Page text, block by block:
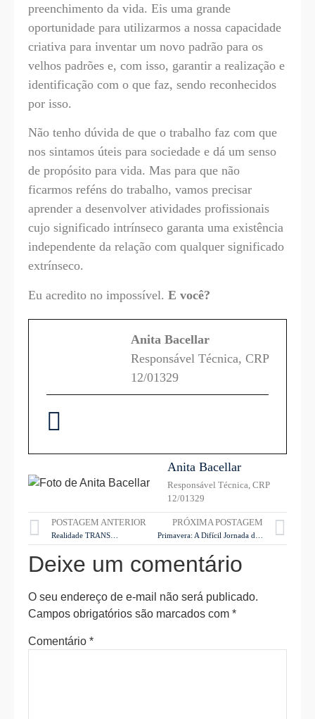
preenchimento da vida. Eis uma grande
oportunidade para utilizarmos a nossa capacidade
criativa para inventar um novo padrão para os
velhos padrões e, com isso, garantir a realização e
identificação com o que faz, sendo reconhecidos
por isso.
Não tenho dúvida de que o trabalho faz com que
nos sintamos úteis para sociedade e dá um senso
de propósito para vida. Mas para que não
ficarmos reféns do trabalho, vamos precisar
aprender a desenvolver atividades profissionais
cujo significado intrínseco garanta uma existência
independente da relação com qualquer significado
extrínseco.
Eu acredito no impossível. E você?
Anita Bacellar
Responsável Técnica, CRP
12/01329
Anita Bacellar
Responsável Técnica, CRP
12/01329
POSTAGEM ANTERIOR
Realidade TRANS…
PRÓXIMA POSTAGEM
Deixe um comentário
O seu endereço de e-mail não será publicado.
Campos obrigatórios são marcados com *
Comentário *